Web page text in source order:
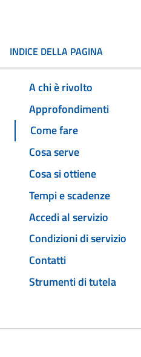
INDICE DELLA PAGINA
A chi è rivolto
Approfondimenti
Come fare
Cosa serve
Cosa si ottiene
Tempi e scadenze
Accedi al servizio
Condizioni di servizio
Contatti
Strumenti di tutela